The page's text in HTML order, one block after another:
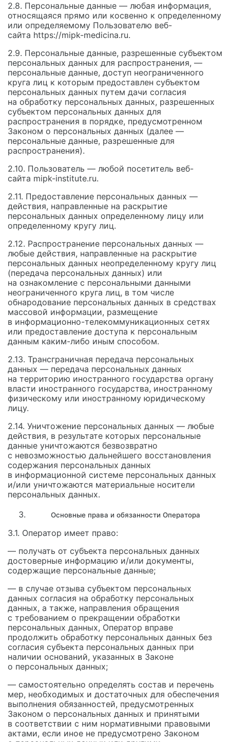
2.8. Персональные данные — любая информация,
относящаяся прямо или косвенно к определенному
или определяемому Пользователю веб-
сайта https://mipk-medicina.ru.
2.9. Персональные данные, разрешенные субъектом
персональных данных для распространения, —
персональные данные, доступ неограниченного
круга лиц к которым предоставлен субъектом
персональных данных путем дачи согласия
на обработку персональных данных, разрешенных
субъектом персональных данных для
распространения в порядке, предусмотренном
Законом о персональных данных (далее —
персональные данные, разрешенные для
распространения).
2.10. Пользователь — любой посетитель веб-
сайта mipk-institute.ru.
2.11. Предоставление персональных данных —
действия, направленные на раскрытие
персональных данных определенному лицу или
определенному кругу лиц.
2.12. Распространение персональных данных —
любые действия, направленные на раскрытие
персональных данных неопределенному кругу лиц
(передача персональных данных) или
на ознакомление с персональными данными
неограниченного круга лиц, в том числе
обнародование персональных данных в средствах
массовой информации, размещение
в информационно-телекоммуникационных сетях
или предоставление доступа к персональным
данным каким-либо иным способом.
2.13. Трансграничная передача персональных
данных — передача персональных данных
на территорию иностранного государства органу
власти иностранного государства, иностранному
физическому или иностранному юридическому
лицу.
2.14. Уничтожение персональных данных — любые
действия, в результате которых персональные
данные уничтожаются безвозвратно
с невозможностью дальнейшего восстановления
содержания персональных данных
в информационной системе персональных данных
и/или уничтожаются материальные носители
персональных данных.
Основные права и обязанности Оператора
3.1. Оператор имеет право:
— получать от субъекта персональных данных
достоверные информацию и/или документы,
содержащие персональные данные;
— в случае отзыва субъектом персональных
данных согласия на обработку персональных
данных, а также, направления обращения
с требованием о прекращении обработки
персональных данных, Оператор вправе
продолжить обработку персональных данных без
согласия субъекта персональных данных при
наличии оснований, указанных в Законе
о персональных данных;
— самостоятельно определять состав и перечень
мер, необходимых и достаточных для обеспечения
выполнения обязанностей, предусмотренных
Законом о персональных данных и принятыми
в соответствии с ним нормативными правовыми
актами, если иное не предусмотрено Законом